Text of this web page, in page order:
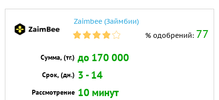
Zaimbee (Займбии)
% одобрений: 77
Сумма, (тг.) до 170 000
Срок, (дн.) 3 - 14
Рассмотрение 10 минут